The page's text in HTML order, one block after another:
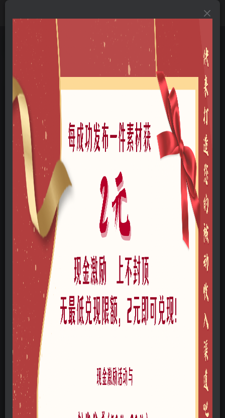
首页 A-三维模型 A0103-乡村景观 正文
中式居住区景观SU模型下载
个人网站：http://www.cyx.show
关注 私信
7
中式居住区景观SU模型下载
此内容为免费资源，请登录后查看
登录查看
格式
版本
风格
文件大小
免费资源